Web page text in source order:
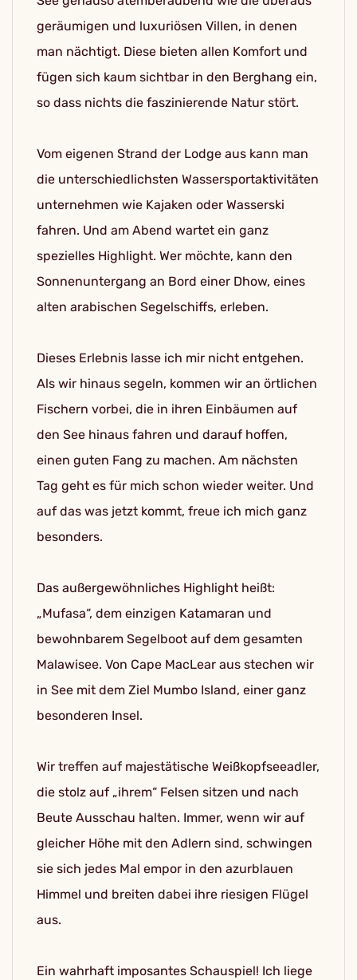
geräumigen und luxuriösen Villen, in denen
man nächtigt. Diese bieten allen Komfort und
fügen sich kaum sichtbar in den Berghang ein,
so dass nichts die faszinierende Natur stört.
Vom eigenen Strand der Lodge aus kann man
die unterschiedlichsten Wassersportaktivitäten
unternehmen wie Kajaken oder Wasserski
fahren. Und am Abend wartet ein ganz
spezielles Highlight. Wer möchte, kann den
Sonnenuntergang an Bord einer Dhow, eines
alten arabischen Segelschiffs, erleben.
Dieses Erlebnis lasse ich mir nicht entgehen.
Als wir hinaus segeln, kommen wir an örtlichen
Fischern vorbei, die in ihren Einbäumen auf
den See hinaus fahren und darauf hoffen,
einen guten Fang zu machen. Am nächsten
Tag geht es für mich schon wieder weiter. Und
auf das was jetzt kommt, freue ich mich ganz
besonders.
Das außergewöhnliches Highlight heißt:
„Mufasa“, dem einzigen Katamaran und
bewohnbarem Segelboot auf dem gesamten
Malawisee. Von Cape MacLear aus stechen wir
in See mit dem Ziel Mumbo Island, einer ganz
besonderen Insel.
Wir treffen auf majestätische Weißkopfseeadler,
die stolz auf „ihrem“ Felsen sitzen und nach
Beute Ausschau halten. Immer, wenn wir auf
gleicher Höhe mit den Adlern sind, schwingen
sie sich jedes Mal empor in den azurblauen
Himmel und breiten dabei ihre riesigen Flügel
aus.
Ein wahrhaft imposantes Schauspiel! Ich liege